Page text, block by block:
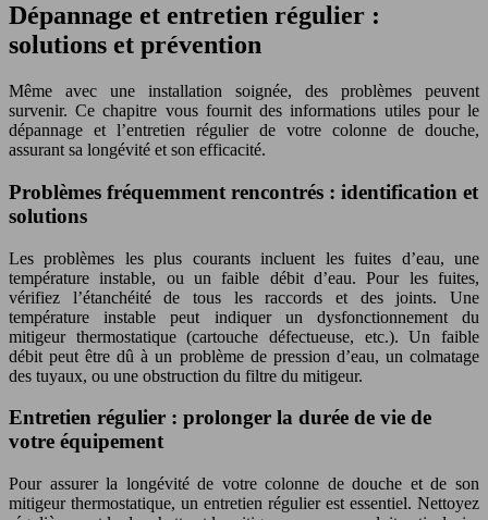
Dépannage et entretien régulier :
solutions et prévention
Même avec une installation soignée, des problèmes peuvent
survenir. Ce chapitre vous fournit des informations utiles pour le
dépannage et l’entretien régulier de votre colonne de douche,
assurant sa longévité et son efficacité.
Problèmes fréquemment rencontrés : identification et
solutions
Les problèmes les plus courants incluent les fuites d’eau, une
température instable, ou un faible débit d’eau. Pour les fuites,
vérifiez l’étanchéité de tous les raccords et des joints. Une
température instable peut indiquer un dysfonctionnement du
mitigeur thermostatique (cartouche défectueuse, etc.). Un faible
débit peut être dû à un problème de pression d’eau, un colmatage
des tuyaux, ou une obstruction du filtre du mitigeur.
Entretien régulier : prolonger la durée de vie de
votre équipement
Pour assurer la longévité de votre colonne de douche et de son
mitigeur thermostatique, un entretien régulier est essentiel. Nettoyez